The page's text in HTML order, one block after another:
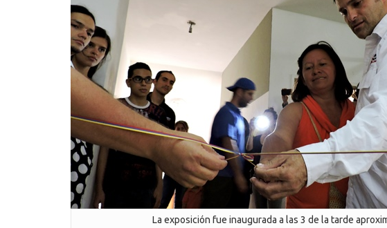
La exposición fue inaugurada a las 3 de la tarde